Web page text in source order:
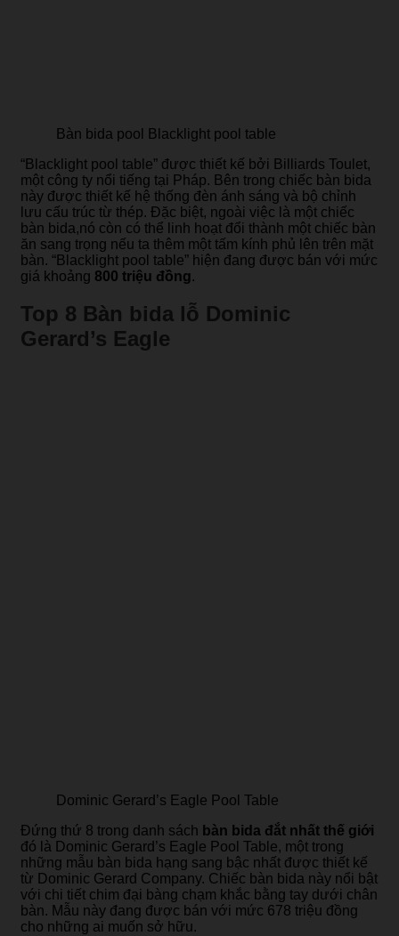
Bàn bida pool Blacklight pool table
“Blacklight pool table” được thiết kế bởi Billiards Toulet,
một công ty nổi tiếng tại Pháp. Bên trong chiếc bàn bida
này được thiết kế hệ thống đèn ánh sáng và bộ chỉnh
lưu cấu trúc từ thép. Đặc biệt, ngoài việc là một chiếc
bàn bida,nó còn có thể linh hoạt đổi thành một chiếc bàn
ăn sang trọng nếu ta thêm một tấm kính phủ lên trên mặt
bàn. “Blacklight pool table” hiện đang được bán với mức
giá khoảng 800 triệu đồng.
Top 8 Bàn bida lỗ Dominic
Gerard’s Eagle
Dominic Gerard’s Eagle Pool Table
Đứng thứ 8 trong danh sách bàn bida đắt nhất thế giới
đó là Dominic Gerard’s Eagle Pool Table, một trong
những mẫu bàn bida hạng sang bậc nhất được thiết kế
từ Dominic Gerard Company. Chiếc bàn bida này nổi bật
với chi tiết chim đại bàng chạm khắc bằng tay dưới chân
bàn. Mẫu này đang được bán với mức 678 triệu đồng
cho những ai muốn sở hữu.